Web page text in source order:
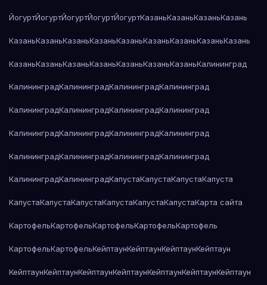
ЙогуртЙогуртЙогуртЙогуртЙогуртКазаньКазаньКазаньКазань
КазаньКазаньКазаньКазаньКазаньКазаньКазаньКазаньКазань
КазаньКазаньКазаньКазаньКазаньКазаньКазаньКалининград
КалининградКалининградКалининградКалининград
КалининградКалининградКалининградКалининград
КалининградКалининградКалининградКалининград
КалининградКалининградКалининградКалининград
КалининградКалининградКапустаКапустаКапустаКапуста
КапустаКапустаКапустаКапустаКапустаКапустаКарта сайта
КартофельКартофельКартофельКартофельКартофель
КартофельКартофельКейптаунКейптаунКейптаунКейптаун
КейптаунКейптаунКейптаунКейптаунКейптаунКейптаунКейптаун